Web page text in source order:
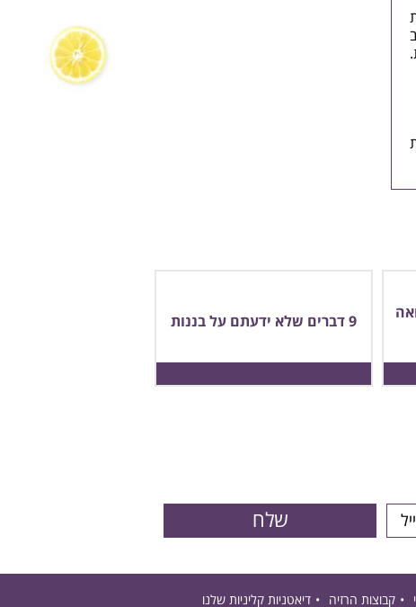
9 דברים שלא ידעתם על בננות
קבוצות הרזיה דיאטניות קליניות שלנו